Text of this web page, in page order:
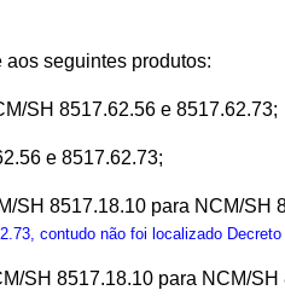
aos seguintes produtos:
SH 8517.62.56 e 8517.62.73;
e 8517.62.73;
SH 8517.18.10 para NCM/SH
contudo não foi localizado
SH 8517.18.10 para NCM/SH